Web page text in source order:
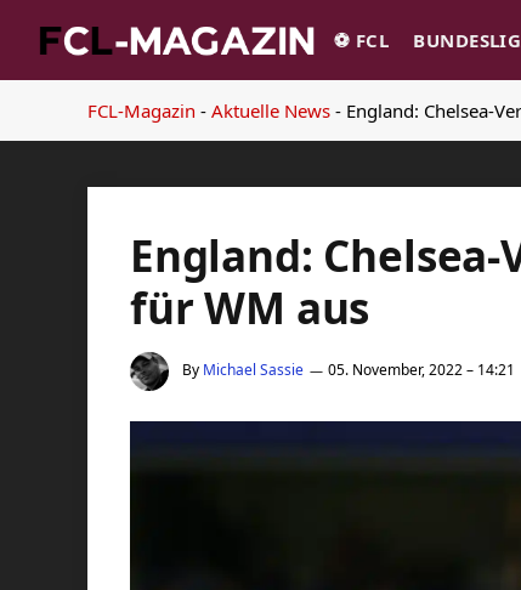
⚽️ FCL
FCL-Magazin - Aktuelle News - England: Chelsea-
England:
für WM aus
By Michael Sassie 05. November, 2022 – 14:21